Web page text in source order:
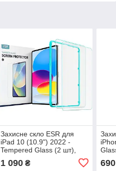
Захисне скло ESR для
iPad 10 (10.9") 2022 -
Tempered Glass (2 шт),
1 090₴ 690